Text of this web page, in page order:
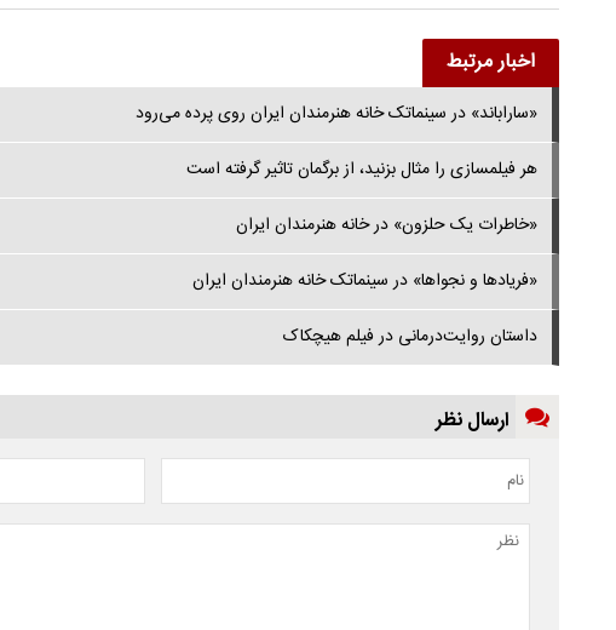
اخبار مرتبط
«ساراباند» در سینماتک خانه هنرمندان ایران روی پرده می‌رود
هر فیلمسازی را مثال بزنید، از برگمان تاثیر گرفته است
«خاطرات یک حلزون» در خانه هنرمندان ایران
«فریادها و نجواها» در سینماتک خانه هنرمندان ایران
داستان روایت‌درمانی در فیلم هیچکاک
ارسال نظر